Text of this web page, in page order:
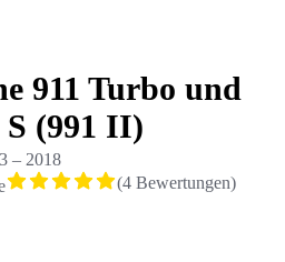
911 Turbo und
(991 II)
– 2018
(4 Bewertungen)